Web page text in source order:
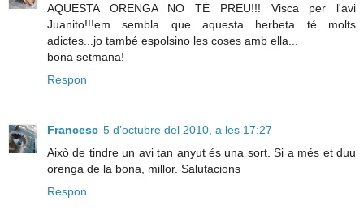
AQUESTA ORENGA NO TÉ PREU!!! Visca per l'avi
Juanito!!!em sembla que aquesta herbeta té molts
adictes...jo també espolsino les coses amb ella...
bona setmana!
Respon
Francesc 5 d’octubre del 2010, a les 17:27
Això de tindre un avi tan anyut és una sort. Si a més et duu
orenga de la bona, millor. Salutacions
Respon